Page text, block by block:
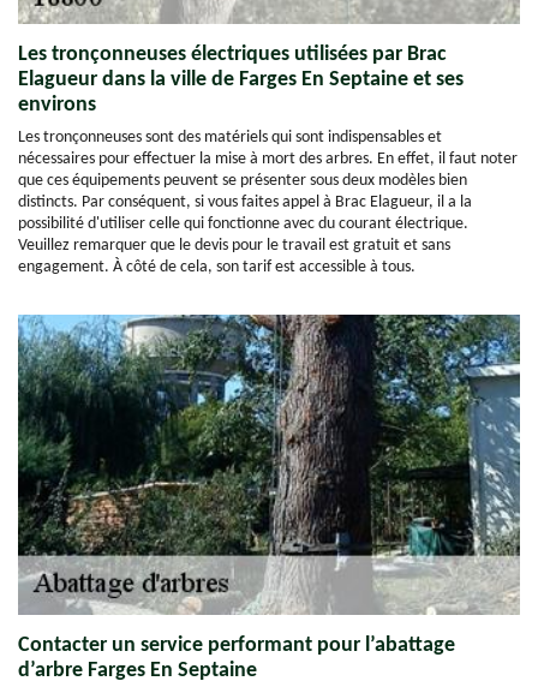
Les tronçonneuses électriques utilisées par Brac
Elagueur dans la ville de Farges En Septaine et ses
environs
Les tronçonneuses sont des matériels qui sont indispensables et
nécessaires pour effectuer la mise à mort des arbres. En effet, il faut noter
que ces équipements peuvent se présenter sous deux modèles bien
distincts. Par conséquent, si vous faites appel à Brac Elagueur, il a la
possibilité d'utiliser celle qui fonctionne avec du courant électrique.
Veuillez remarquer que le devis pour le travail est gratuit et sans
engagement. À côté de cela, son tarif est accessible à tous.
Contacter un service performant pour l’abattage
d’arbre Farges En Septaine